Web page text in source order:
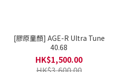
[膠原童顏] AGE-R Ultra Tune
40.68
HK$1,500.00